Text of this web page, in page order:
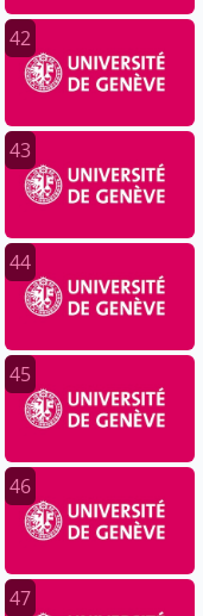
42
43
44
45
46
47